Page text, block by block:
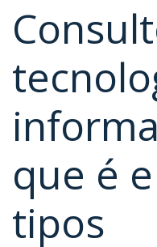
que é
tipos